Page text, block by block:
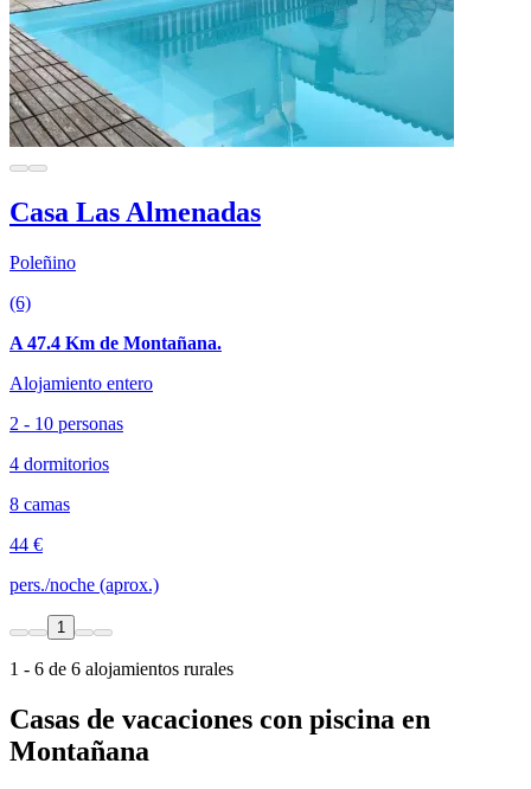
Casa Las Almenadas
Poleñino
(6)
A 47.4 Km de Montañana.
Alojamiento entero
2 - 10 personas
4 dormitorios
8 camas
44 €
pers./noche (aprox.)
1
1 - 6 de 6 alojamientos rurales
Casas de vacaciones con piscina en
Montañana